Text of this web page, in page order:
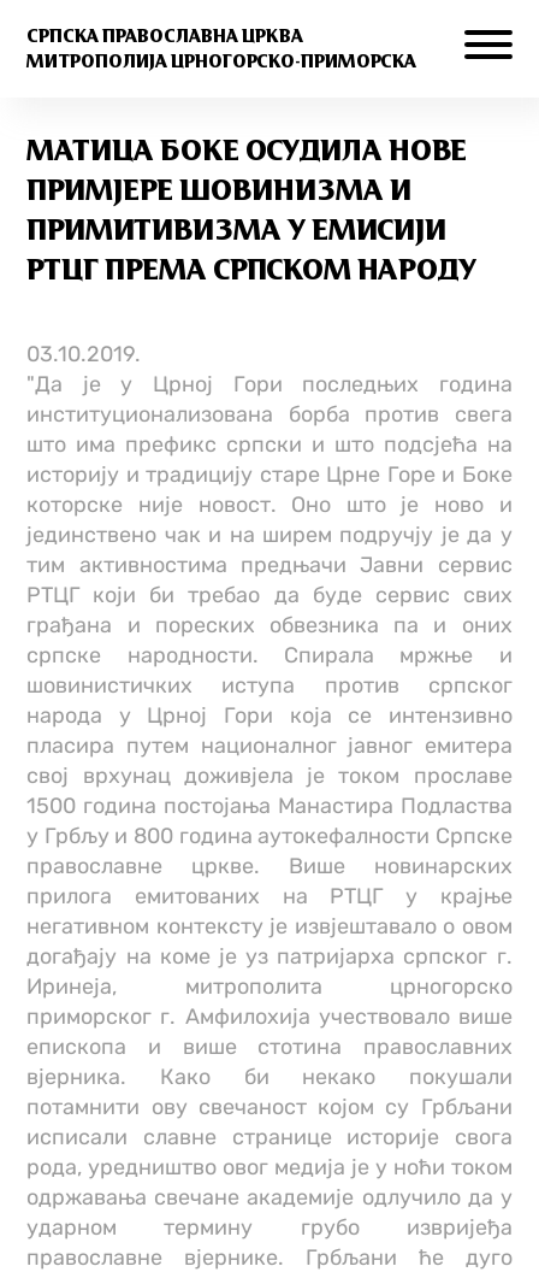
СРПСКА ПРАВОСЛАВНА ЦРКВА
МИТРОПОЛИЈА ЦРНОГОРСКО-ПРИМОРСКА
МАТИЦА БОКЕ ОСУДИЛА НОВЕ
ПРИМЈЕРЕ ШОВИНИЗМА И
ПРИМИТИВИЗМА У ЕМИСИЈИ
РТЦГ ПРЕМА СРПСКОМ НАРОДУ
03.10.2019.
"Да је у Црној Гори последњих година
институционализована борба против свега
што има префикс српски и што подсјећа на
историју и традицију старе Црне Горе и Боке
которске није новост. Оно што је ново и
јединствено чак и на ширем подручју је да у
тим активностима предњачи Јавни сервис
РТЦГ који би требао да буде сервис свих
грађана и пореских обвезника па и оних
српске народности. Спирала мржње и
шовинистичких иступа против српског
народа у Црној Гори која се интензивно
пласира путем националног јавног емитера
свој врхунац доживјела је током прославе
1500 година постојања Манастира Подластва
у Грбљу и 800 година аутокефалности Српске
православне цркве. Више новинарских
прилога емитованих на РТЦГ у крајње
негативном контексту је извјештавало о овом
догађају на коме је уз патријарха српског г.
Иринеја, митрополита црногорско
приморског г. Амфилохија учествовало више
епископа и више стотина православних
вјерника. Како би некако покушали
потамнити ову свечаност којом су Грбљани
исписали славне странице историје свога
рода, уредништво овог медија је у ноћи током
одржавања свечане академије одлучило да у
ударном термину грубо извријеђа
православне вјернике. Грбљани ће дуго